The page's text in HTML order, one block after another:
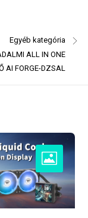
Egyéb kategória
ALL IN ONE
AI FORGE-DZSAL